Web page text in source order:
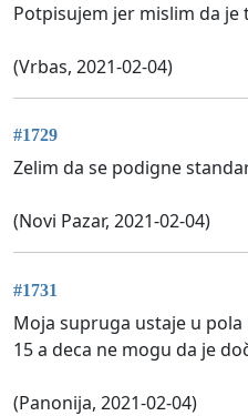
Potpisujem jer mislim da je
(Vrbas, 2021-02-04)
#1729
Zelim da se podigne
(Novi Pazar, 2021-02-04)
#1731
Moja supruga ustaje u
15 a deca ne mogu da je
(Panonija, 2021-02-04)